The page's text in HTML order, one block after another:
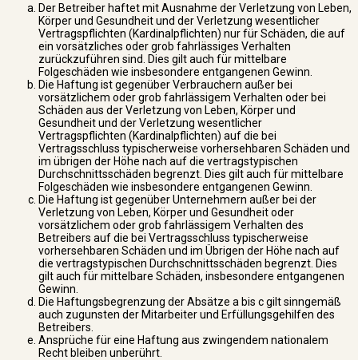
Der Betreiber haftet mit Ausnahme der Verletzung von Leben,
Körper und Gesundheit und der Verletzung wesentlicher
Vertragspflichten (Kardinalpflichten) nur für Schäden, die auf
ein vorsätzliches oder grob fahrlässiges Verhalten
zurückzuführen sind. Dies gilt auch für mittelbare
Folgeschäden wie insbesondere entgangenen Gewinn.
Die Haftung ist gegenüber Verbrauchern außer bei
vorsätzlichem oder grob fahrlässigem Verhalten oder bei
Schäden aus der Verletzung von Leben, Körper und
Gesundheit und der Verletzung wesentlicher
Vertragspflichten (Kardinalpflichten) auf die bei
Vertragsschluss typischerweise vorhersehbaren Schäden und
im übrigen der Höhe nach auf die vertragstypischen
Durchschnittsschäden begrenzt. Dies gilt auch für mittelbare
Folgeschäden wie insbesondere entgangenen Gewinn.
Die Haftung ist gegenüber Unternehmern außer bei der
Verletzung von Leben, Körper und Gesundheit oder
vorsätzlichem oder grob fahrlässigem Verhalten des
Betreibers auf die bei Vertragsschluss typischerweise
vorhersehbaren Schäden und im Übrigen der Höhe nach auf
die vertragstypischen Durchschnittsschäden begrenzt. Dies
gilt auch für mittelbare Schäden, insbesondere entgangenen
Gewinn.
Die Haftungsbegrenzung der Absätze a bis c gilt sinngemäß
auch zugunsten der Mitarbeiter und Erfüllungsgehilfen des
Betreibers.
Ansprüche für eine Haftung aus zwingendem nationalem
Recht bleiben unberührt.